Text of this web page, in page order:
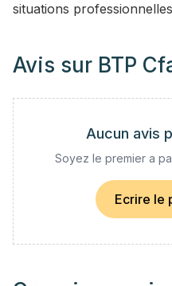
situations
Avis sur BTP
Aucun avis
Soyez le premier a
Ecrire le